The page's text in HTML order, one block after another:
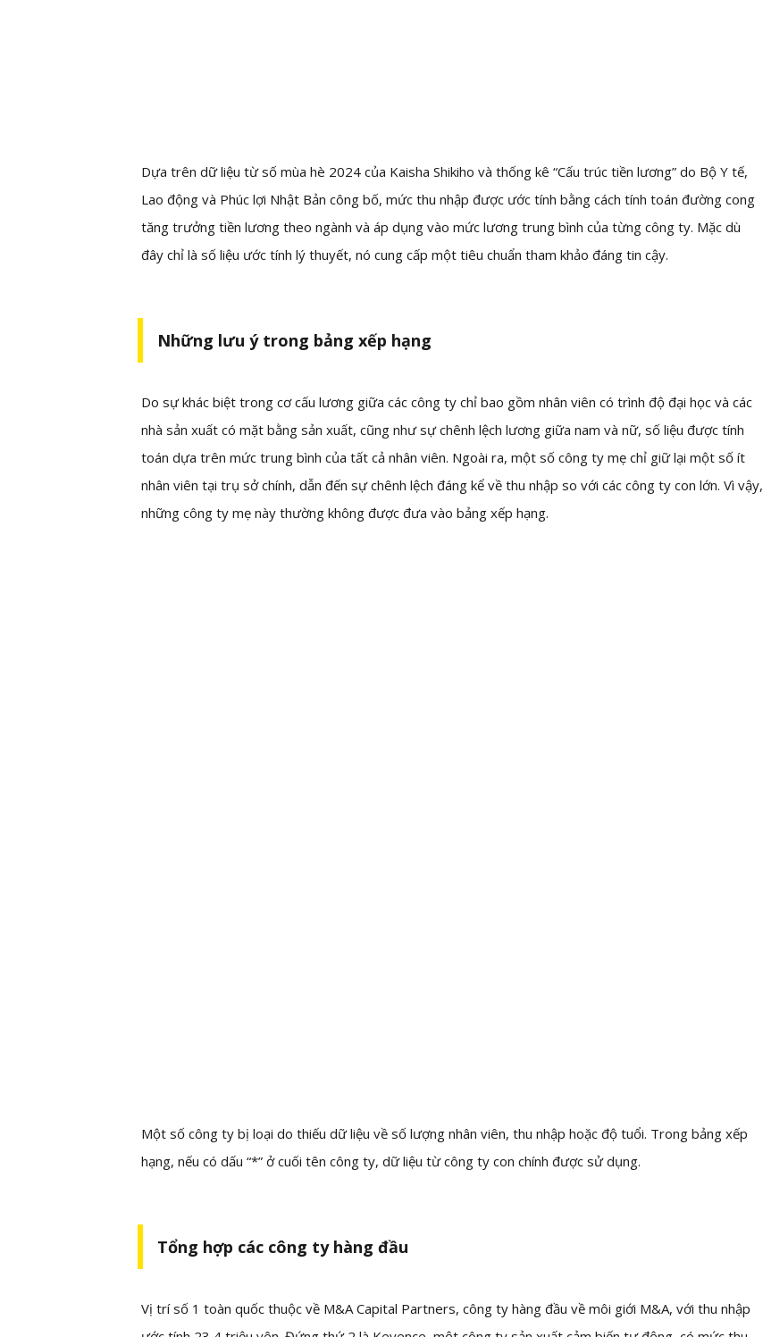
Dựa trên dữ liệu từ số mùa hè 2024 của Kaisha Shikiho và thống kê “Cấu trúc tiền lương” do Bộ Y tế,
Lao động và Phúc lợi Nhật Bản công bố, mức thu nhập được ước tính bằng cách tính toán đường cong
tăng trưởng tiền lương theo ngành và áp dụng vào mức lương trung bình của từng công ty. Mặc dù
đây chỉ là số liệu ước tính lý thuyết, nó cung cấp một tiêu chuẩn tham khảo đáng tin cậy.
Những lưu ý trong bảng xếp hạng
Do sự khác biệt trong cơ cấu lương giữa các công ty chỉ bao gồm nhân viên có trình độ đại học và các
nhà sản xuất có mặt bằng sản xuất, cũng như sự chênh lệch lương giữa nam và nữ, số liệu được tính
toán dựa trên mức trung bình của tất cả nhân viên. Ngoài ra, một số công ty mẹ chỉ giữ lại một số ít
nhân viên tại trụ sở chính, dẫn đến sự chênh lệch đáng kể về thu nhập so với các công ty con lớn. Vì vậy,
những công ty mẹ này thường không được đưa vào bảng xếp hạng.
Một số công ty bị loại do thiếu dữ liệu về số lượng nhân viên, thu nhập hoặc độ tuổi. Trong bảng xếp
hạng, nếu có dấu “*” ở cuối tên công ty, dữ liệu từ công ty con chính được sử dụng.
Tổng hợp các công ty hàng đầu
Vị trí số 1 toàn quốc thuộc về M&A Capital Partners, công ty hàng đầu về môi giới M&A, với thu nhập